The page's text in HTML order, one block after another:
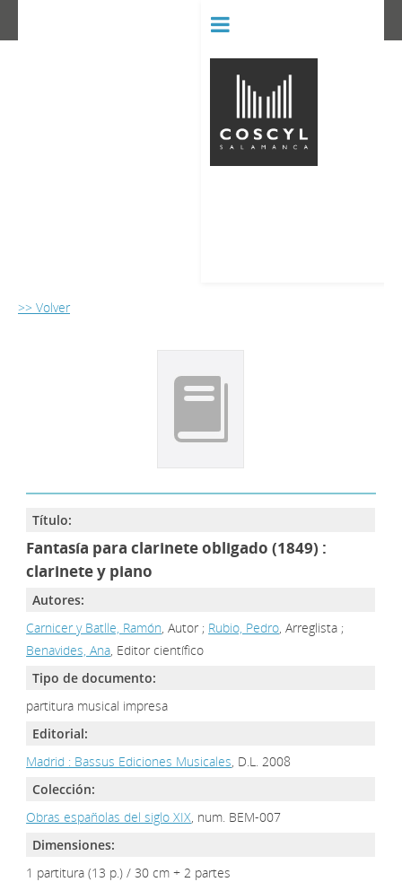
>> Volver
Título:
Fantasía para clarinete obligado (1849) :
clarinete y piano
Autores:
Carnicer y Batlle, Ramón, Autor ; Rubio, Pedro, Arreglista ;
Benavides, Ana, Editor científico
Tipo de documento:
partitura musical impresa
Editorial:
Madrid : Bassus Ediciones Musicales, D.L. 2008
Colección:
Obras españolas del siglo XIX, num. BEM-007
Dimensiones:
1 partitura (13 p.) / 30 cm + 2 partes